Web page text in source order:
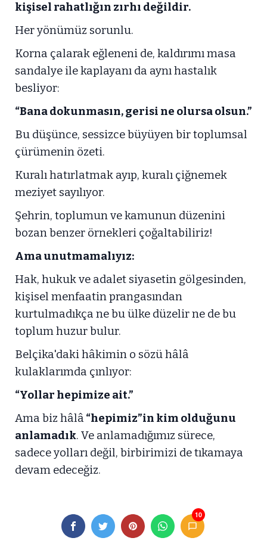
kişisel rahatlığın zırhı değildir.
Her yönümüz sorunlu.
Korna çalarak eğleneni de, kaldırımı masa
sandalye ile kaplayanı da aynı hastalık
besliyor:
“Bana dokunmasın, gerisi ne olursa olsun.”
Bu düşünce, sessizce büyüyen bir toplumsal
çürümenin özeti.
Kuralı hatırlatmak ayıp, kuralı çiğnemek
meziyet sayılıyor.
Şehrin, toplumun ve kamunun düzenini
bozan benzer örnekleri çoğaltabiliriz!
Ama unutmamalıyız:
Hak, hukuk ve adalet siyasetin gölgesinden,
kişisel menfaatin prangasından
kurtulmadıkça ne bu ülke düzelir ne de bu
toplum huzur bulur.
Belçika'daki hâkimin o sözü hâlâ
kulaklarımda çınlıyor:
“Yollar hepimize ait.”
Ama biz hâlâ “hepimiz”in kim olduğunu
anlamadık. Ve anlamadığımız sürece,
sadece yolları değil, birbirimizi de tıkamaya
devam edeceğiz.
10